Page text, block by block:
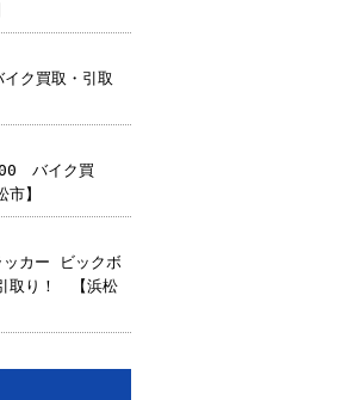
ク買取・引取
バイク買
】
カー ビックボ
取り！ 【浜松